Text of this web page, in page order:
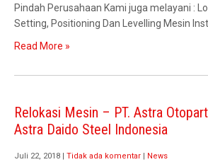
Pindah Perusahaan Kami juga melayani :
Setting, Positioning Dan Levelling Mesin
Read More »
Relokasi Mesin – PT. Astra
Astra Daido Steel Indonesia
Juli 22, 2018 Tidak ada komentar News